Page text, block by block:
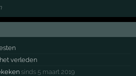
verleden
sinds 5 maart 2019